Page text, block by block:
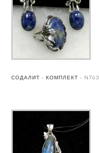
СОДАЛИТ – КОМПЛЕКТ – N763